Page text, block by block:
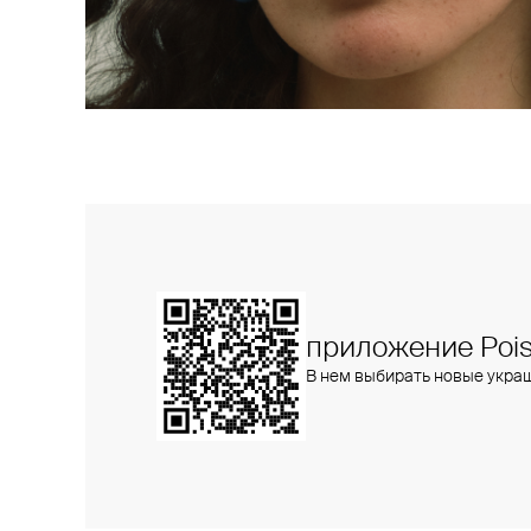
приложение
В нем выбирать новые